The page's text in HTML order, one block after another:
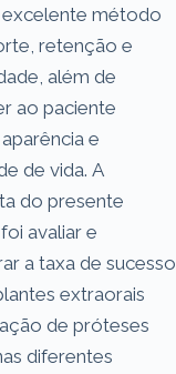
método
retenção e
além de
ao paciente
e
de vida. A
do presente
avaliar e
a taxa de sucesso
extraorais
de próteses
diferentes